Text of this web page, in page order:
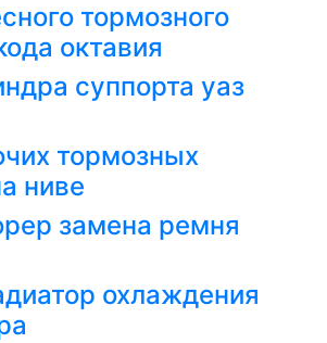
тормозного
октавия
суппорта уаз
тормозных
ниве
замена ремня
охлаждения